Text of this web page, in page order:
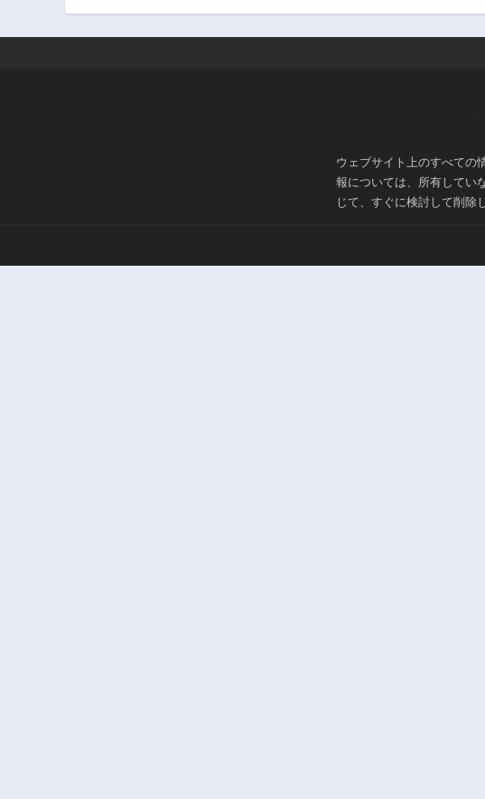
ウェブサイト上のすべての
報については、所有してい
じて、すぐに検討して削除